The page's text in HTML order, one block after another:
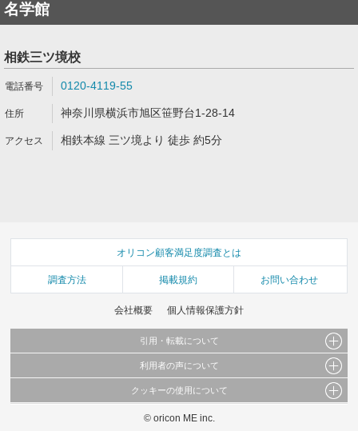
名学館
相鉄三ツ境校
0120-4119-55
神奈川県横浜市旭区笹野台1-28-14
相鉄本線 三ツ境より 徒歩 約5分
オリコン顧客満足度調査とは
調査方法 掲載規約 お問い合わせ
会社概要 個人情報保護方針
引用・転載について
当サイトで公開されている情報（文字、写真、イラスト、画像データ等）及びこれらの配
これらの情報を権利者の許可なく無断転載・複製などの二次利用を行うことは固く禁じて
利用者の声について
当サイトに掲載している内容はすべてサービスの利用者が提出された見解・感想です。
弊社の見解・ 意見ではないことをご理解いただいた上でご覧ください。
クッキーの使用について
このサイトでは Cookie を使用して、ユーザーに合わせたコンテンツや広告の表示、ソー
© oricon ME inc.